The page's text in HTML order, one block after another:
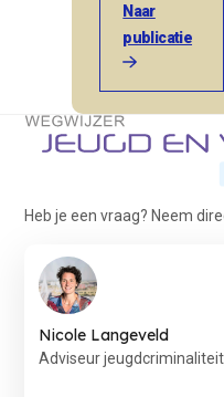
Naar
publicatie
Terug naar de startpagina
Heb je een vraag? Neem
Nicole Langeveld
Adviseur